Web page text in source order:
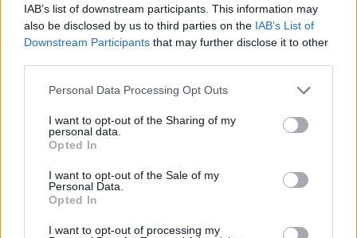
IAB’s list of downstream participants. This information may
also be disclosed by us to third parties on the IAB’s List of
Downstream Participants that may further disclose it to other
Please note that this website/app uses one or more Google
not limited to your visit or usage behaviour. You may click to
grant or deny consent to Google and its third-party tags to
use your data for below specified purposes in below Google
consent section.
Personal Data Processing Opt Outs
I want to opt-out of the Sharing of my
personal data.
Opted In
I want to opt-out of the Sale of my
Personal Data.
Opted In
I want to opt-out of processing my
EZEKET IS AJÁNLJUK
FORMA-1
teheti fel a Ferrari
Forma–1-ben